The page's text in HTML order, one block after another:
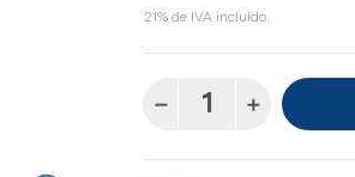
21% de IVA incluido.